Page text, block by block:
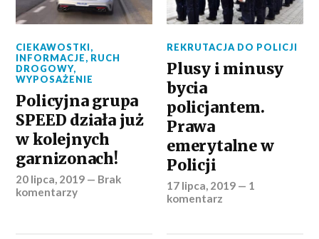
CIEKAWOSTKI,
INFORMACJE, RUCH
DROGOWY,
WYPOSAŻENIE
Policyjna grupa
SPEED działa już
w kolejnych
garnizonach!
20 lipca, 2019 — Brak
komentarzy
REKRUTACJA DO POLICJI
Plusy i minusy
bycia
policjantem.
Prawa
emerytalne w
Policji
17 lipca, 2019 — 1
komentarz